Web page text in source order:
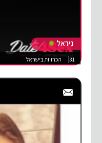
ניראל
31 הכרויות בישראל